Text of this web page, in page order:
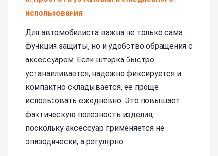
использования
Для автомобилиста важна не только сама
функция защиты, но и удобство обращения с
аксессуаром. Если шторка быстро
устанавливается, надежно фиксируется и
компактно складывается, ее проще
использовать ежедневно. Это повышает
фактическую полезность изделия,
поскольку аксессуар применяется не
эпизодически, а регулярно.